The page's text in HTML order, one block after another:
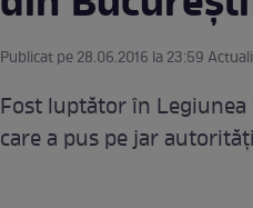
Publicat pe 28.06.2016 la 23:59
Fost luptător în
care a pus pe jar